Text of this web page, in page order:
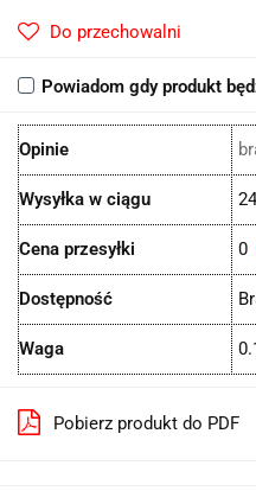
Do przechowalni
Powiadom gdy produkt
Opinie
Wysyłka w ciągu
Cena przesyłki 0
Dostępność
Waga
Pobierz produkt do PDF